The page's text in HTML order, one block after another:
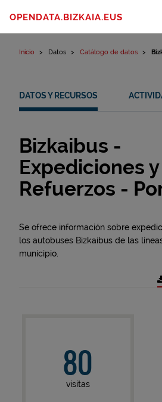
OPENDATA.BIZKAIA.EUS
Inicio Datos Catálogo de datos
DATOS Y RECURSOS
Bizkaibus -
Expediciones y
Refuerzos -
Se ofrece información sobre
los autobuses Bizkaibus de las
municipio.
80
visitas